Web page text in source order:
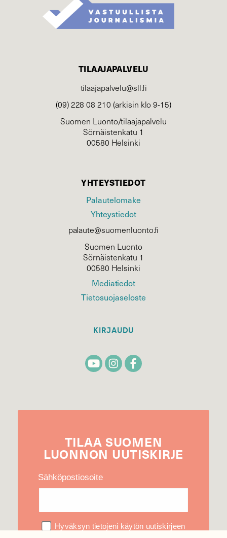
TILAAJAPALVELU
tilaajapalvelu@sll.fi
(09) 228 08 210 (arkisin klo 9-15)
Suomen Luonto/tilaajapalvelu
Sörnäistenkatu 1
00580 Helsinki
YHTEYSTIEDOT
Palautelomake
Yhteystiedot
palaute@suomenluonto.fi
Suomen Luonto
Sörnäistenkatu 1
00580 Helsinki
Mediatiedot
Tietosuojaseloste
KIRJAUDU
TILAA SUOMEN
LUONNON UUTIS­KIRJE
Sähköpostiosoite
Hyväksyn tietojeni käytön uutiskirjeen